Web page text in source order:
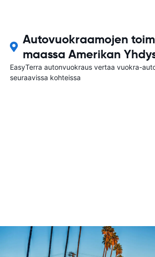
Autovuokraamojen
maassa Amerikan
EasyTerra autonvuokraus vertaa vuokra-
seuraavissa kohteissa